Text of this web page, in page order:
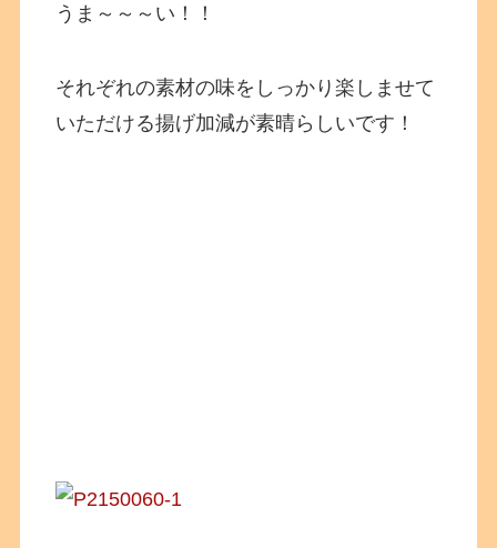
うま～～～い！！
それぞれの素材の味をしっかり楽しませて
いただける揚げ加減が素晴らしいです！